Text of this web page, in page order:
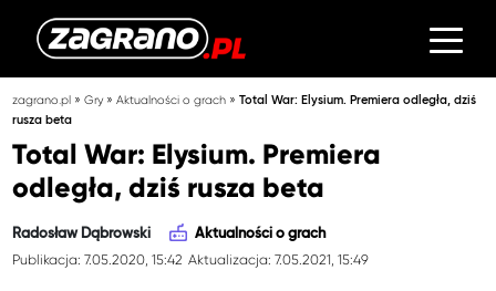
zagrano.pl »Gry»Aktualności o grach »Total War: Elysium. Premiera odległa, dziś
rusza beta
Total War: Elysium. Premiera
odległa, dziś rusza beta
Radosław Dąbrowski Aktualności o grach
Publikacja: 7.05.2020, 15:42 Aktualizacja: 7.05.2021, 15:49